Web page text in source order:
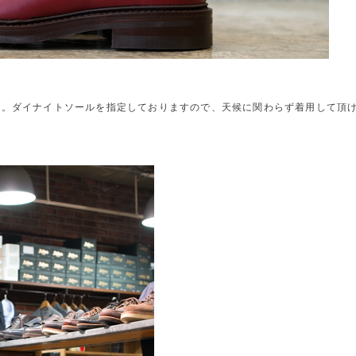
ダイナイトソールを指定しておりますので、天候に関わらず着用して頂